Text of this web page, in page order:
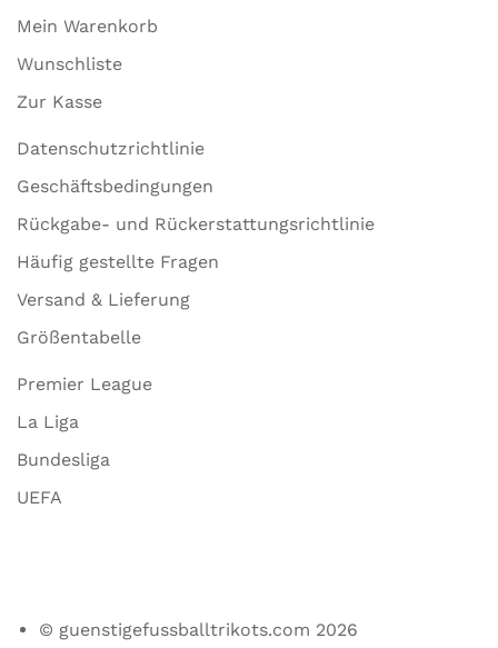
Mein Warenkorb
Wunschliste
Zur Kasse
Datenschutzrichtlinie
Geschäftsbedingungen
Rückgabe- und Rückerstattungsrichtlinie
Häufig gestellte Fragen
Versand & Lieferung
Größentabelle
Premier League
La Liga
Bundesliga
UEFA
© guenstigefussballtrikots.com 2026